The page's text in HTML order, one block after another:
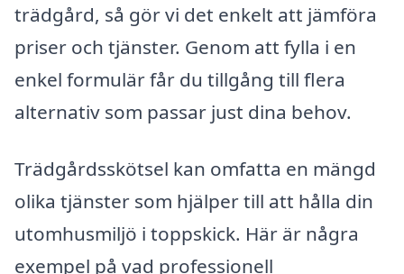
trädgård, så gör vi det enkelt att jämföra
priser och tjänster. Genom att fylla i en
enkel formulär får du tillgång till flera
alternativ som passar just dina behov.
Trädgårdsskötsel kan omfatta en mängd
olika tjänster som hjälper till att hålla din
utomhusmiljö i toppskick. Här är några
exempel på vad professionell